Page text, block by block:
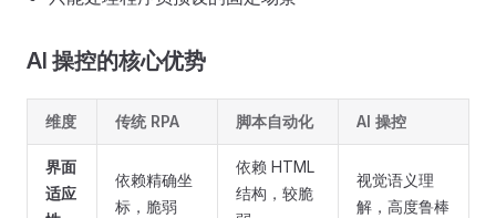
AI 操控的核心优势
维度 传统 RPA 脚本自动化 AI 操控
界面
适应
依赖精确坐
标，脆弱
依赖 HTML
结构，较脆
视觉语义理
解，高度鲁棒